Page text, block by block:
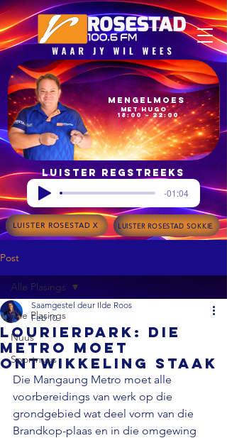
18:00 – 22:00
met Hugo
Mengelmoes
Luister regstreeks
-01:04
LUISTER ROSESTAD X LUISTER ROSESTAD SOKKIE
Post
Alle Plasings
Nuus
Sportnuus
Alle Plasings
Lourierpark: Die
Metro moet
ontwikkeling staak
Saamgestel deur Ilde Roos
Feb 10
Die Mangaung Metro moet alle
voorbereidings van werk op die
grondgebied wat deel vorm van die
Brandkop-plaas en in die omgewing